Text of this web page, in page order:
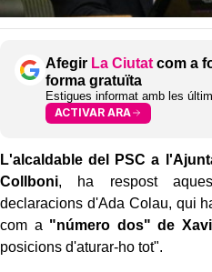
Afegir La Ciutat com a
forma gratuïta
Estigues informat amb les
ACTIVAR ARA
L'alcaldable del PSC a
Collboni, ha respost
declaracions d'Ada Colau, qui
com a "número dos" de
posicions d'aturar-ho tot".